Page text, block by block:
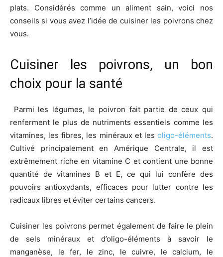
plats. Considérés comme un aliment sain, voici nos
conseils si vous avez l’idée de cuisiner les poivrons chez
vous.
Cuisiner les poivrons, un bon
choix pour la santé
Parmi les légumes, le poivron fait partie de ceux qui
renferment le plus de nutriments essentiels comme les
vitamines, les fibres, les minéraux et les oligo-éléments.
Cultivé principalement en Amérique Centrale, il est
extrêmement riche en vitamine C et contient une bonne
quantité de vitamines B et E, ce qui lui confère des
pouvoirs antioxydants, efficaces pour lutter contre les
radicaux libres et éviter certains cancers.
Cuisiner les poivrons permet également de faire le plein
de sels minéraux et d’oligo-éléments à savoir le
manganèse, le fer, le zinc, le cuivre, le calcium, le